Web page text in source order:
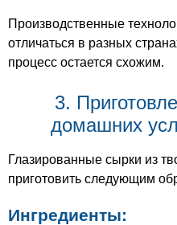
Производственные
отличаться в разных
процесс остается схожим.
3.
домашних
Глазированные сырки из
приготовить следующим
Ингредиенты: